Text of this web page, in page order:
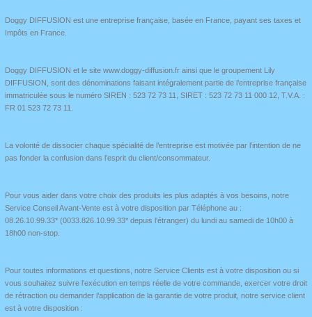
Doggy DIFFUSION est une entreprise française, basée en France, payant ses taxes et
Impôts en France.
Doggy DIFFUSION et le site www.doggy-diffusion.fr ainsi que le groupement Lily
DIFFUSION, sont des dénominations faisant intégralement partie de l’entreprise française
immatriculée sous le numéro SIREN : 523 72 73 11, SIRET : 523 72 73 11 000 12, T.V.A. :
FR 01 523 72 73 11.
La volonté de dissocier chaque spécialité de l’entreprise est motivée par l’intention de ne
pas fonder la confusion dans l’esprit du client/consommateur.
Pour vous aider dans votre choix des produits les plus adaptés à vos besoins, notre
Service Conseil Avant-Vente est à votre disposition par Téléphone au :
08.26.10.99.33* (0033.826.10.99.33* depuis l'étranger) du lundi au samedi de 10h00 à
18h00 non-stop.
Pour toutes informations et questions, notre Service Clients est à votre disposition ou si
vous souhaitez suivre l’exécution en temps réelle de votre commande, exercer votre droit
de rétraction ou demander l’application de la garantie de votre produit, notre service client
est à votre disposition :